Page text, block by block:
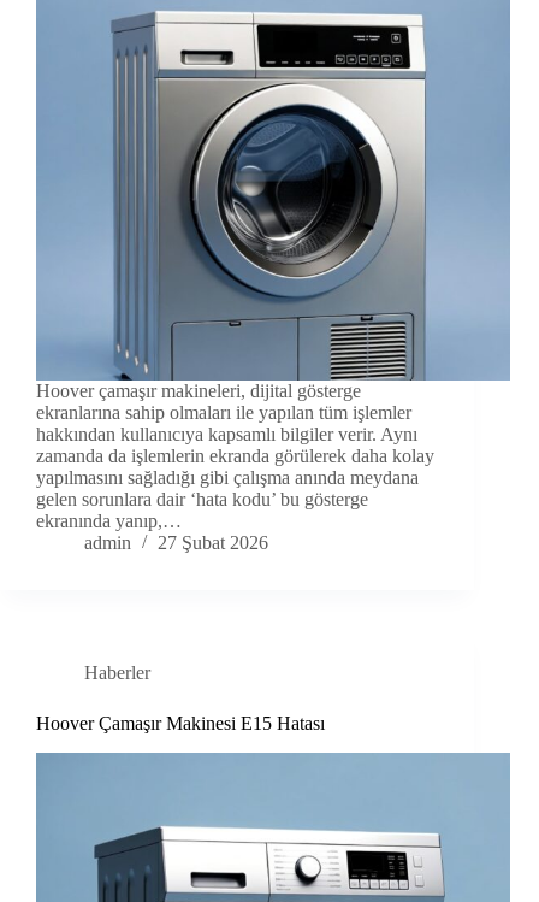
Hoover çamaşır makineleri, dijital gösterge
ekranlarına sahip olmaları ile yapılan tüm işlemler
hakkından kullanıcıya kapsamlı bilgiler verir. Aynı
zamanda da işlemlerin ekranda görülerek daha kolay
yapılmasını sağladığı gibi çalışma anında meydana
gelen sorunlara dair ‘hata kodu’ bu gösterge
ekranında yanıp,…
admin
27 Şubat 2026
Haberler
Hoover Çamaşır Makinesi E15 Hatası